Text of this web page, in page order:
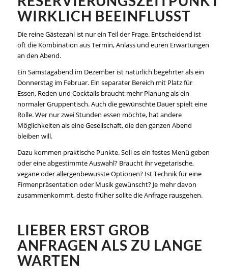
WIRKLICH BEEINFLUSST
Die reine Gästezahl ist nur ein Teil der Frage. Entscheidend ist
oft die Kombination aus Termin, Anlass und euren Erwartungen
an den Abend.
Ein Samstagabend im Dezember ist natürlich begehrter als ein
Donnerstag im Februar. Ein separater Bereich mit Platz für
Essen, Reden und Cocktails braucht mehr Planung als ein
normaler Gruppentisch. Auch die gewünschte Dauer spielt eine
Rolle. Wer nur zwei Stunden essen möchte, hat andere
Möglichkeiten als eine Gesellschaft, die den ganzen Abend
bleiben will.
Dazu kommen praktische Punkte. Soll es ein festes Menü geben
oder eine abgestimmte Auswahl? Braucht ihr vegetarische,
vegane oder allergenbewusste Optionen? Ist Technik für eine
Firmenpräsentation oder Musik gewünscht? Je mehr davon
zusammenkommt, desto früher sollte die Anfrage rausgehen.
LIEBER ERST GROB
ANFRAGEN ALS ZU LANGE
WARTEN